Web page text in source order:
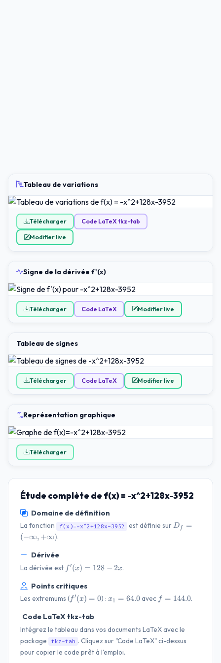
Tableau de variations
Télécharger Code LaTeX tkz-tab
Modifier live
Signe de la dérivée f'(x)
Télécharger Code LaTeX Modifier live
Tableau de signes
Télécharger Code LaTeX Modifier live
Représentation graphique
Télécharger
Étude complète de f(x) = -x^2+128x-3952
Domaine de définition
La fonction f(x)=-x^2+128x-3952 est définie surD_f=(-
Df
=
(−∞, +∞).
Dérivée
La dérivée est f'(x)=128
f′(x) = 128 − 2x.
Points critiques
Les extremums (f'(x)=0
f′(x) = 0) : x_{1}=64.0
x1 = 64.0avec f=144.0
f = 144.0.
Code LaTeX tkz-tab
Intégrez le tableau dans vos documents LaTeX avec le
package
tkz-tab . Cliquez sur "Code LaTeX" ci-dessus
pour copier le code prêt à l'emploi.